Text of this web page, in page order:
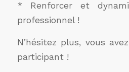
* Renforcer et
professionnel !
N’hésitez plus, vous
participant !